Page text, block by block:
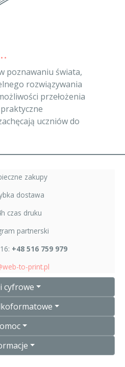
poznawaniu świata,
rozwiązywania
przełożenia
uczniów do
zakupy
dostawa
czas druku
partnerski
+48 516 759 979
to-print.pl
cyfrowe